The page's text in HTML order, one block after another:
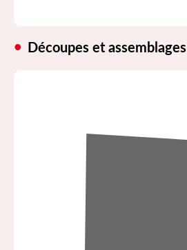
Découpes et assemblages